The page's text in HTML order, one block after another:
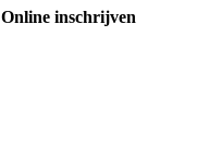
Online inschrijven